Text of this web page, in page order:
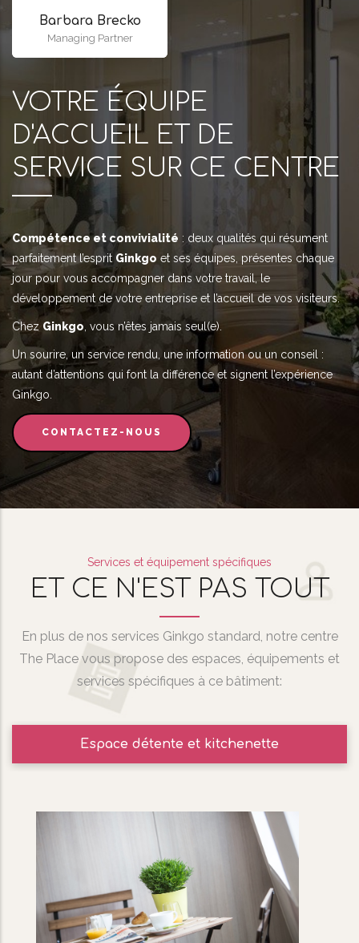
Barbara Brecko
Managing Partner
VOTRE ÉQUIPE
D'ACCUEIL ET DE
SERVICE SUR CE CENTRE
Compétence et convivialité : deux qualités qui résument
parfaitement l’esprit Ginkgo et ses équipes, présentes chaque
jour pour vous accompagner dans votre travail, le
développement de votre entreprise et l’accueil de vos visiteurs.
Chez Ginkgo , vous n’êtes jamais seul(e).
Un sourire, un service rendu, une information ou un conseil :
autant d’attentions qui font la différence et signent l’expérience
Ginkgo.
CONTACTEZ-NOUS
Services et équipement spécifiques
ET CE N'EST PAS TOUT
En plus de nos services Ginkgo standard, notre centre
The Place vous propose des espaces, équipements et
services spécifiques à ce bâtiment:
Espace détente et kitchenette